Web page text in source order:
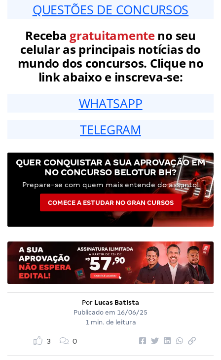
QUESTÕES DE CONCURSOS
Receba gratuitamenteno seu
celular as principais notícias do
mundo dos concursos. Clique no
link abaixo e inscreva-se:
WHATSAPP
TELEGRAM
QUER CONQUISTAR A SUA APROVAÇÃO EM
NO CONCURSO BELOTUR BH?
Prepare-se com quem mais entende do assunto!
COMECE A ESTUDAR NO GRAN CURSOS
Por Lucas Batista
Publicado em 16/06/25
1 min. de leitura
3 0